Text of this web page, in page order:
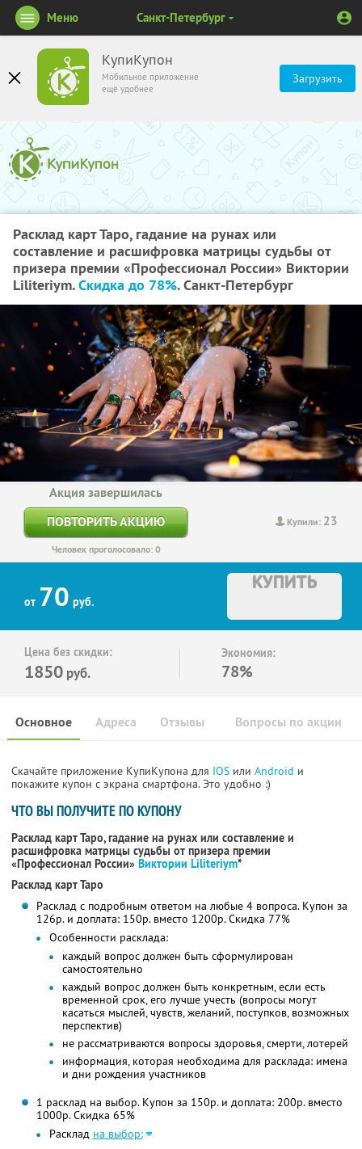
КупиКупон
Мобильное приложение
ещё удобнее
Загрузить
Меню Санкт-Петербург
Расклад карт Таро, гадание на рунах или
составление и расшифровка матрицы судьбы от
призера премии «Профессионал России» Виктории
Liliteriym.Скидка до 78%. Санкт-Петербург
Купили: 23
Акция завершилась
ПОВТОРИТЬ АКЦИЮ
Человек проголосовало: 0
от 70 руб.
КУПИТЬ
Цена без скидки:
1850 руб.
Экономия:
78%
Основное Отзывы Вопросы по акции
Адреса
Скачайте приложение КупиКупона для IOS или Android и
покажите купон с экрана смартфона. Это удобно :)
ЧТО ВЫ ПОЛУЧИТЕ ПО КУПОНУ
Расклад карт Таро, гадание на рунах или составление и
расшифровка матрицы судьбы от призера премии
«Профессионал России» Виктории Liliteriym*
Расклад карт Таро
Расклад с подробным ответом на любые 4 вопроса. Купон за
126р. и доплата: 150р. вместо 1200р. Скидка 77%
Особенности расклада:
каждый вопрос должен быть сформулирован
самостоятельно
каждый вопрос должен быть конкретным, если есть
временной срок, его лучше учесть (вопросы могут
касаться мыслей, чувств, желаний, поступков, возможных
перспектив)
не рассматриваются вопросы здоровья, смерти, лотерей
информация, которая необходима для расклада: имена
и дни рождения участников
1 расклад на выбор. Купон за 150р. и доплата: 200р. вместо
1000р. Скидка 65%
Расклад на выбор: